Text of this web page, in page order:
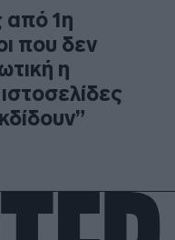
από 1η
που δεν
η